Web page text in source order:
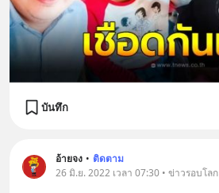
บันทึก
อ้ายจง • ติดตาม
26 มิ.ย. 2022 เวลา 07:30 • ข่าวรอบโลก